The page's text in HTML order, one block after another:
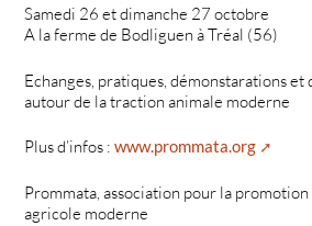
Samedi 26 et dimanche 27 octobre
A la ferme de Bodliguen à Tréal (56)
Echanges, pratiques, démonstarations et
autour de la traction animale moderne
Plus d’infos :www.prommata.org
Prommata, association pour la
agricole moderne